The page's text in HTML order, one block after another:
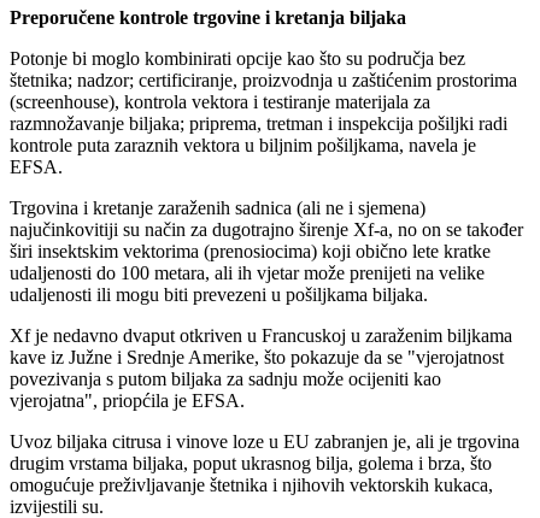
Preporučene kontrole trgovine i kretanja biljaka
Potonje bi moglo kombinirati opcije kao što su područja bez
štetnika; nadzor; certificiranje, proizvodnja u zaštićenim prostorima
(screenhouse), kontrola vektora i testiranje materijala za
razmnožavanje biljaka; priprema, tretman i inspekcija pošiljki radi
kontrole puta zaraznih vektora u biljnim pošiljkama, navela je
EFSA.
Trgovina i kretanje zaraženih sadnica (ali ne i sjemena)
najučinkovitiji su način za dugotrajno širenje Xf-a, no on se također
širi insektskim vektorima (prenosiocima) koji obično lete kratke
udaljenosti do 100 metara, ali ih vjetar može prenijeti na velike
udaljenosti ili mogu biti prevezeni u pošiljkama biljaka.
Xf je nedavno dvaput otkriven u Francuskoj u zaraženim biljkama
kave iz Južne i Srednje Amerike, što pokazuje da se "vjerojatnost
povezivanja s putom biljaka za sadnju može ocijeniti kao
vjerojatna", priopćila je EFSA.
Uvoz biljaka citrusa i vinove loze u EU zabranjen je, ali je trgovina
drugim vrstama biljaka, poput ukrasnog bilja, golema i brza, što
omogućuje preživljavanje štetnika i njihovih vektorskih kukaca,
izvijestili su.